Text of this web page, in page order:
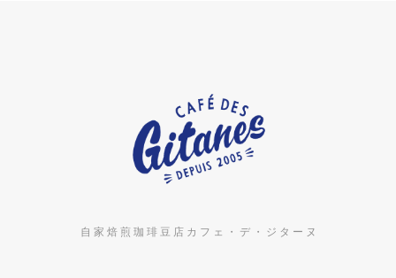
自 家 焙 煎 珈 琲 豆 店 カ フ ェ ・ デ ・ ジ タ ー ヌ